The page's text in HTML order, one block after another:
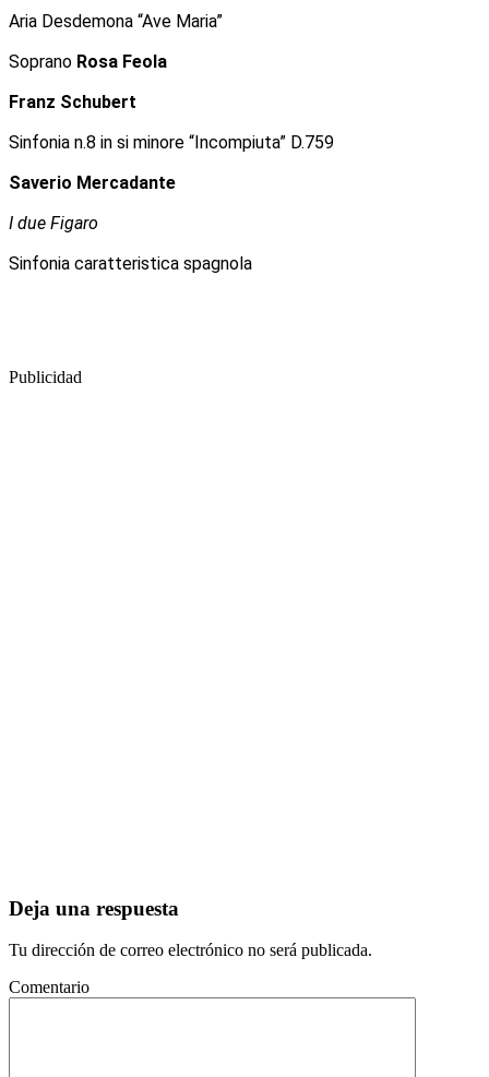
Aria Desdemona “Ave Maria”
Soprano Rosa Feola
Franz Schubert
Sinfonia n.8 in si minore “Incompiuta” D.759
Saverio Mercadante
I due Figaro
Sinfonia caratteristica spagnola
Publicidad
Deja una respuesta
Tu dirección de correo electrónico no será publicada.
Comentario